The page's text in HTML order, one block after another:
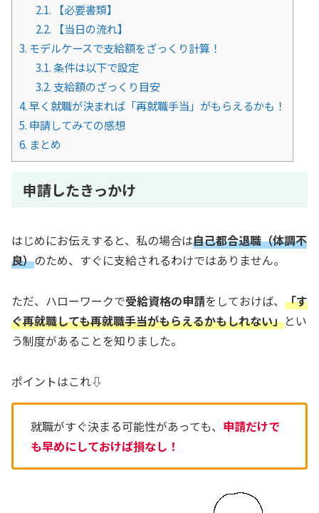
2.1. 【必要書類】
2.2. 【当日の流れ】
3. モデルケースで支給額をざっくり計算！
3.1.条件は以下で設定
3.2. 支給額のざっくり目安
4.早く就職が決まれば「再就職手当」がもらえるかも！
5. 申請してみての感想
6. まとめ
申請したきっかけ
はじめにお伝えすると、私の場合は自己都合退職（体調不
良）のため、すぐに支給されるわけではありません。
ただ、ハローワークで受給資格の申請をしておけば、 「す
ぐ再就職しても再就職手当がもらえるかもしれない」とい
う制度があることを知りました。
ポイントはこれ⇩
就職がすぐ決まる可能性があっても、 申請だけで
も早めにしておけば損なし！